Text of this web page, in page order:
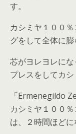
す。
カシミヤ１００
グをして全体に膨
芯がヨレヨレに
プレスをしてカシ
「Ermenegildo
カシミヤ１００
は、２時間ほどに